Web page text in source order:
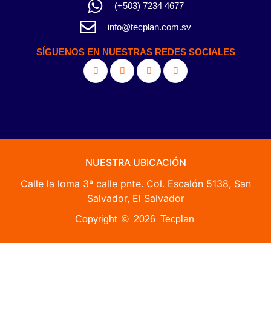
(+503) 7234 4677
info@tecplan.com.sv
SÍGUENOS EN NUESTRAS REDES SOCIALES
NUESTRA UBICACIÓN
Calle la loma 3ª calle pnte. Col. Escalón 5138, San
Salvador, El Salvador
Copyright © 2026 Tecplan